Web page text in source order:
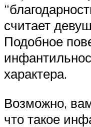
считает
Подобное
характера.
Возможно,
что такое